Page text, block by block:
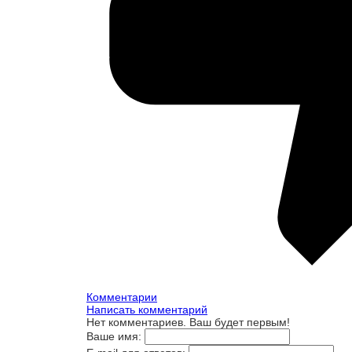
Комментарии
Написать комментарий
Нет комментариев. Ваш будет первым!
Ваше имя: